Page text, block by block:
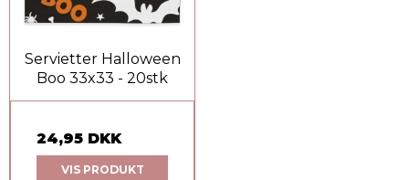
Servietter Halloween
Boo 33x33 - 20stk
24,95 DKK
VIS PRODUKT